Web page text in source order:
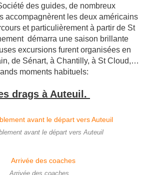
des guides, de nombreux
accompagnèrent les deux américains
et particulièrement à partir de St
démarra une saison brillante
excursions furent organisées en
de Sénart, à Chantilly, à St Cloud,…
moments habituels:
drags à Auteuil.
avant le départ vers Auteuil
Arrivée des coaches